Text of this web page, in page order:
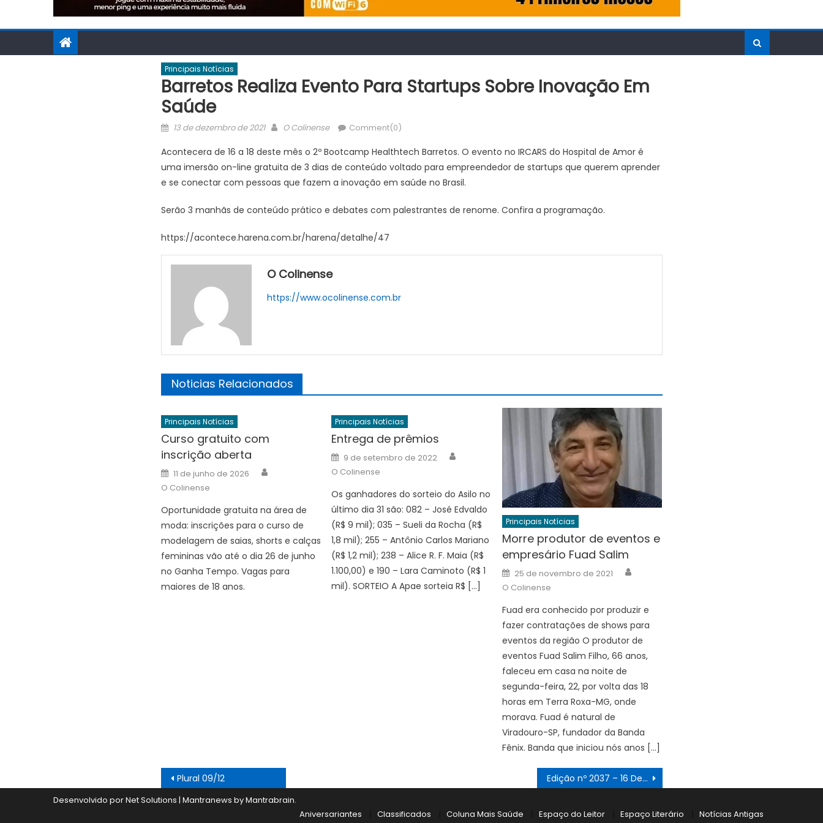
Principais Notícias
Barretos Realiza Evento Para Startups Sobre Inovação Em
Saúde
Posted
13 de dezembro de 2021 Author
O Colinense Comment(0)
Acontecera de 16 a 18 deste mês o 2º Bootcamp Healthtech Barretos. O evento no IRCARS do Hospital de Amor é
uma imersão on-line gratuita de 3 dias de conteúdo voltado para empreendedor de startups que querem aprender
e se conectar com pessoas que fazem a inovação em saúde no Brasil.
Serão 3 manhãs de conteúdo prático e debates com palestrantes de renome. Confira a programação.
https://acontece.harena.com.br/harena/detalhe/47
O Colinense
https://www.ocolinense.com.br
Noticias Relacionados
Principais Notícias
Curso gratuito com
inscrição aberta
Posted
on
11 de junho de 2026
O Colinense
Oportunidade gratuita na área de
moda: inscrições para o curso de
modelagem de saias, shorts e calças
femininas vão até o dia 26 de junho
no Ganha Tempo. Vagas para
maiores de 18 anos.
Principais Notícias
Entrega de prêmios
Posted
on
9 de setembro de 2022
O Colinense
Os ganhadores do sorteio do Asilo no
último dia 31 são: 082 – José Edvaldo
(R$ 9 mil); 035 – Sueli da Rocha (R$
1,8 mil); 255 – Antônio Carlos Mariano
(R$ 1,2 mil); 238 – Alice R. F. Maia (R$
1.100,00) e 190 – Lara Caminoto (R$ 1
mil). SORTEIO A Apae sorteia R$ […]
Principais Notícias
Morre produtor de eventos e
empresário Fuad Salim
Posted
on
25 de novembro de 2021
O Colinense
Fuad era conhecido por produzir e
fazer contratações de shows para
eventos da região O produtor de
eventos Fuad Salim Filho, 66 anos,
faleceu em casa na noite de
segunda-feira, 22, por volta das 18
horas em Terra Roxa-MG, onde
morava. Fuad é natural de
Viradouro-SP, fundador da Banda
Fênix. Banda que iniciou nós anos […]
Navegação
de
Plural 09/12 Edição nº 2037 – 16 Dezembro 2021
Desenvolvido por Net Solutions | Mantranews byMantrabrain.
Aniversariantes
Classificados Coluna Mais Saúde Espaço do Leitor Espaço Literário Notícias Antigas